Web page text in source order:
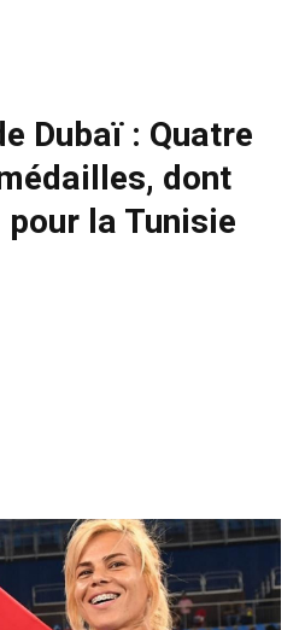
Dubaï : Quatre
dont
pour la Tunisie